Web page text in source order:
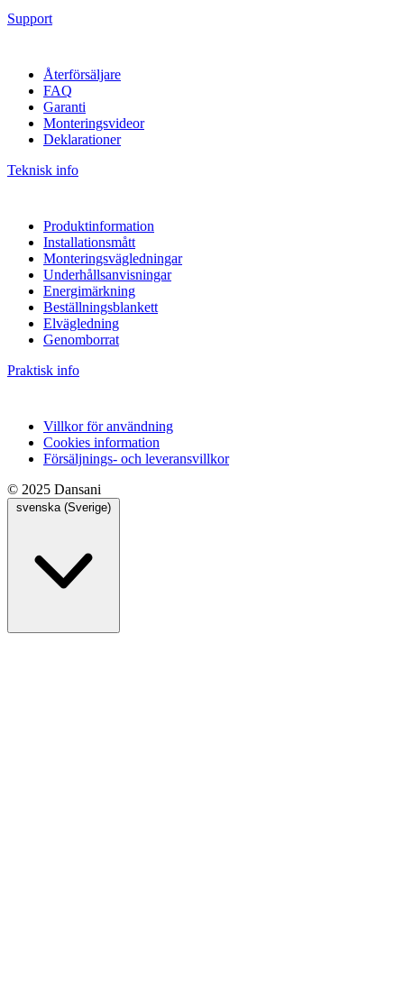
Support
Återförsäljare
FAQ
Garanti
Monteringsvideor
Deklarationer
Teknisk info
Produktinformation
Installationsmått
Monteringsvägledningar
Underhållsanvisningar
Energimärkning
Beställningsblankett
Elvägledning
Genomborrat
Praktisk info
Villkor för användning
Cookies information
Försäljnings- och leveransvillkor
© 2025 Dansani
svenska (Sverige)